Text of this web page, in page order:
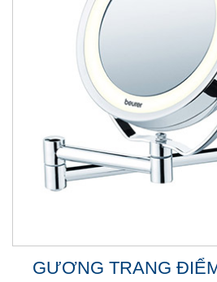
GƯƠNG TRANG